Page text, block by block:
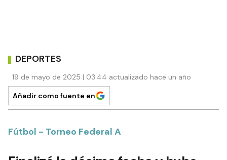
DEPORTES
19 de mayo de 2025 | 03:44 actualizado hace un año
Añadir como fuente en
Fútbol - Torneo Federal A